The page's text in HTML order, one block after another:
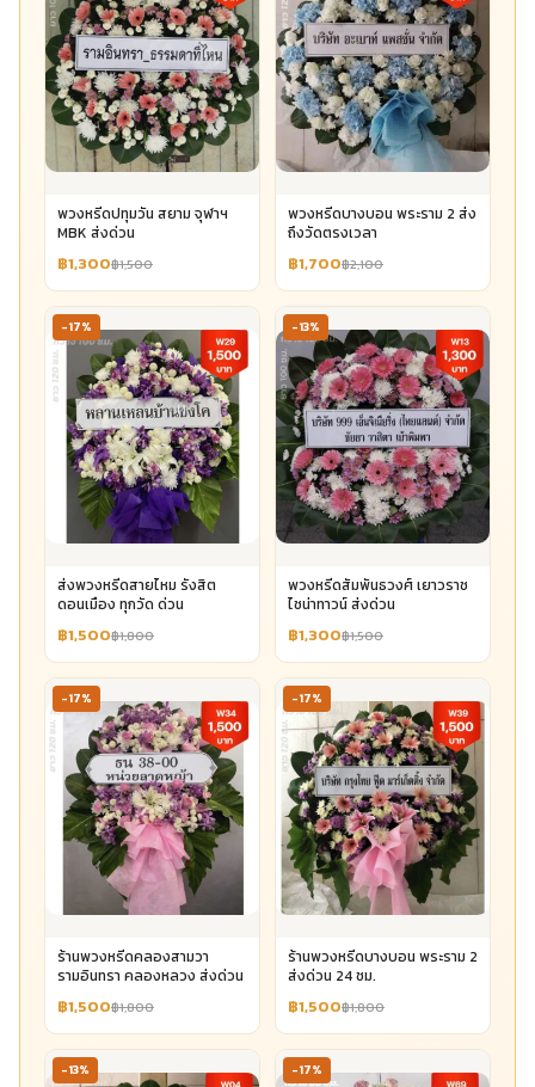
พวงหรีดปทุมวัน สยาม จุฬาฯ
MBK ส่งด่วน
฿1,300฿1,500
พวงหรีดบางบอน พระราม 2 ส่ง
ถึงวัดตรงเวลา
฿1,700฿2,100
-17%
ส่งพวงหรีดสายไหม รังสิต
ดอนเมือง ทุกวัด ด่วน
฿1,500฿1,800
-13%
พวงหรีดสัมพันธวงศ์ เยาวราช
ไชน่าทาวน์ ส่งด่วน
฿1,300฿1,500
-17%
ร้านพวงหรีดคลองสามวา
รามอินทรา คลองหลวง ส่งด่วน
฿1,500฿1,800
-17%
ร้านพวงหรีดบางบอน พระราม 2
ส่งด่วน 24 ชม.
฿1,500฿1,800
-13% -17%